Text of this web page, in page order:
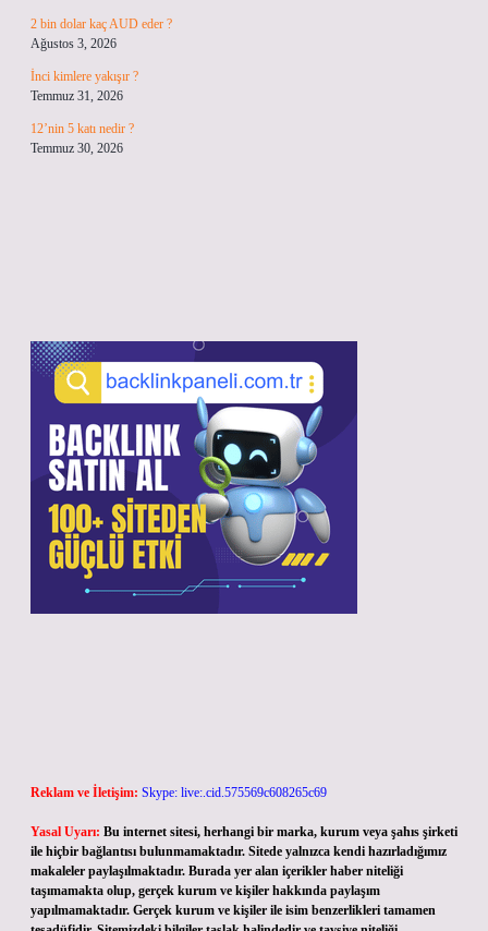
2 bin dolar kaç AUD eder ?
Ağustos 3, 2026
İnci kimlere yakışır ?
Temmuz 31, 2026
12’nin 5 katı nedir ?
Temmuz 30, 2026
Reklam ve İletişim: Skype: live:.cid.575569c608265c69
Yasal Uyarı: Bu internet sitesi, herhangi bir marka, kurum veya şahıs şirketi
ile hiçbir bağlantısı bulunmamaktadır. Sitede yalnızca kendi hazırladığımız
makaleler paylaşılmaktadır. Burada yer alan içerikler haber niteliği
taşımamakta olup, gerçek kurum ve kişiler hakkında paylaşım
yapılmamaktadır. Gerçek kurum ve kişiler ile isim benzerlikleri tamamen